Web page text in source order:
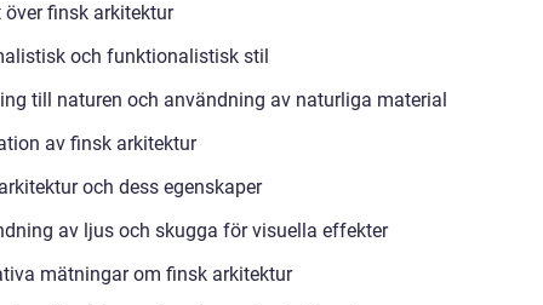
över finsk arkitektur
och funktionalistisk stil
till naturen och användning av naturliga material
av finsk arkitektur
och dess egenskaper
av ljus och skugga för visuella effekter
mätningar om finsk arkitektur